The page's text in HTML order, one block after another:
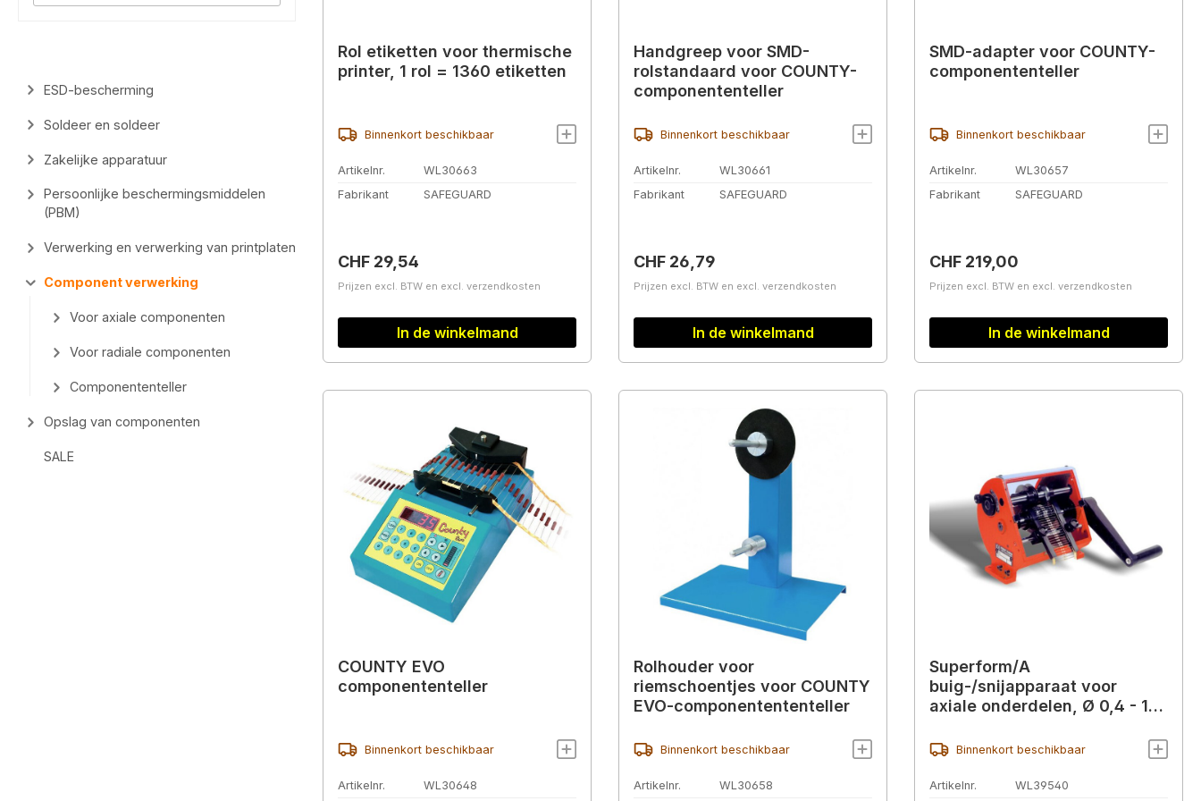
ESD-bescherming
Soldeer en soldeer
Zakelijke apparatuur
Persoonlijke beschermingsmiddelen
(PBM)
Verwerking en verwerking van printplaten
Component verwerking
Voor axiale componenten
Voor radiale componenten
Componententeller
Opslag van componenten
SALE
Rol etiketten voor thermische
printer, 1 rol = 1360 etiketten
Binnenkort beschikbaar
Artikelnr.
WL30663
Fabrikant
SAFEGUARD
Normale prijs:
CHF 29,54
Prijzen excl. BTW en excl. verzendkosten
In de winkelmand
Handgreep voor SMD-
rolstandaard voor COUNTY-
componententeller
Binnenkort beschikbaar
Artikelnr.
WL30661
Fabrikant
SAFEGUARD
Normale prijs:
CHF 26,79
Prijzen excl. BTW en excl. verzendkosten
In de winkelmand
SMD-adapter voor COUNTY-
componententeller
Binnenkort beschikbaar
Artikelnr.
WL30657
Fabrikant
SAFEGUARD
Normale prijs:
CHF 219,00
Prijzen excl. BTW en excl. verzendkosten
In de winkelmand
COUNTY EVO
componententeller
Binnenkort beschikbaar
Artikelnr.
WL30648
Rolhouder voor
riemschoentjes voor COUNTY
EVO-componentententeller
Binnenkort beschikbaar
Artikelnr.
WL30658
Superform/A
buig-/snijapparaat voor
axiale onderdelen, Ø 0,4 - 1,3
Binnenkort beschikbaar
Artikelnr.
WL39540